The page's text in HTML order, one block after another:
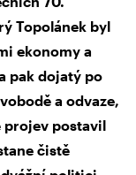
Topolánek byl
ekonomy a
pak dojatý po
a odvaze,
projev postavil
čistě